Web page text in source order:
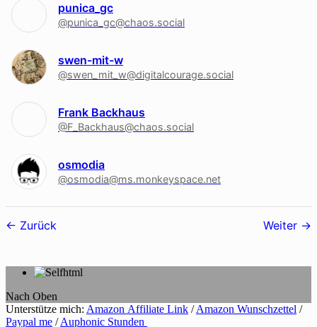
punica_gc
@punica_gc@chaos.social
swen-mit-w
@swen_mit_w@digitalcourage.social
Frank Backhaus
@F_Backhaus@chaos.social
osmodia
@osmodia@ms.monkeyspace.net
Follower-
Zurück Weiter
Nach Oben
Unterstütze mich: Amazon Affiliate Link /Amazon Wunschzettel /
Paypal me /Auphonic Stunden